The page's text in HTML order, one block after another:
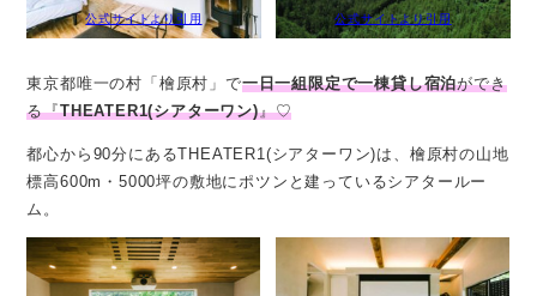
公式サイトより引用 公式サイトより引用
東京都唯一の村「檜原村」で一日一組限定で一棟貸し宿泊ができ
る『THEATER1(シアターワン)』♡
都心から90分にあるTHEATER1(シアターワン)は、檜原村の山地
標高600m・5000坪の敷地にポツンと建っているシアタールー
ム。